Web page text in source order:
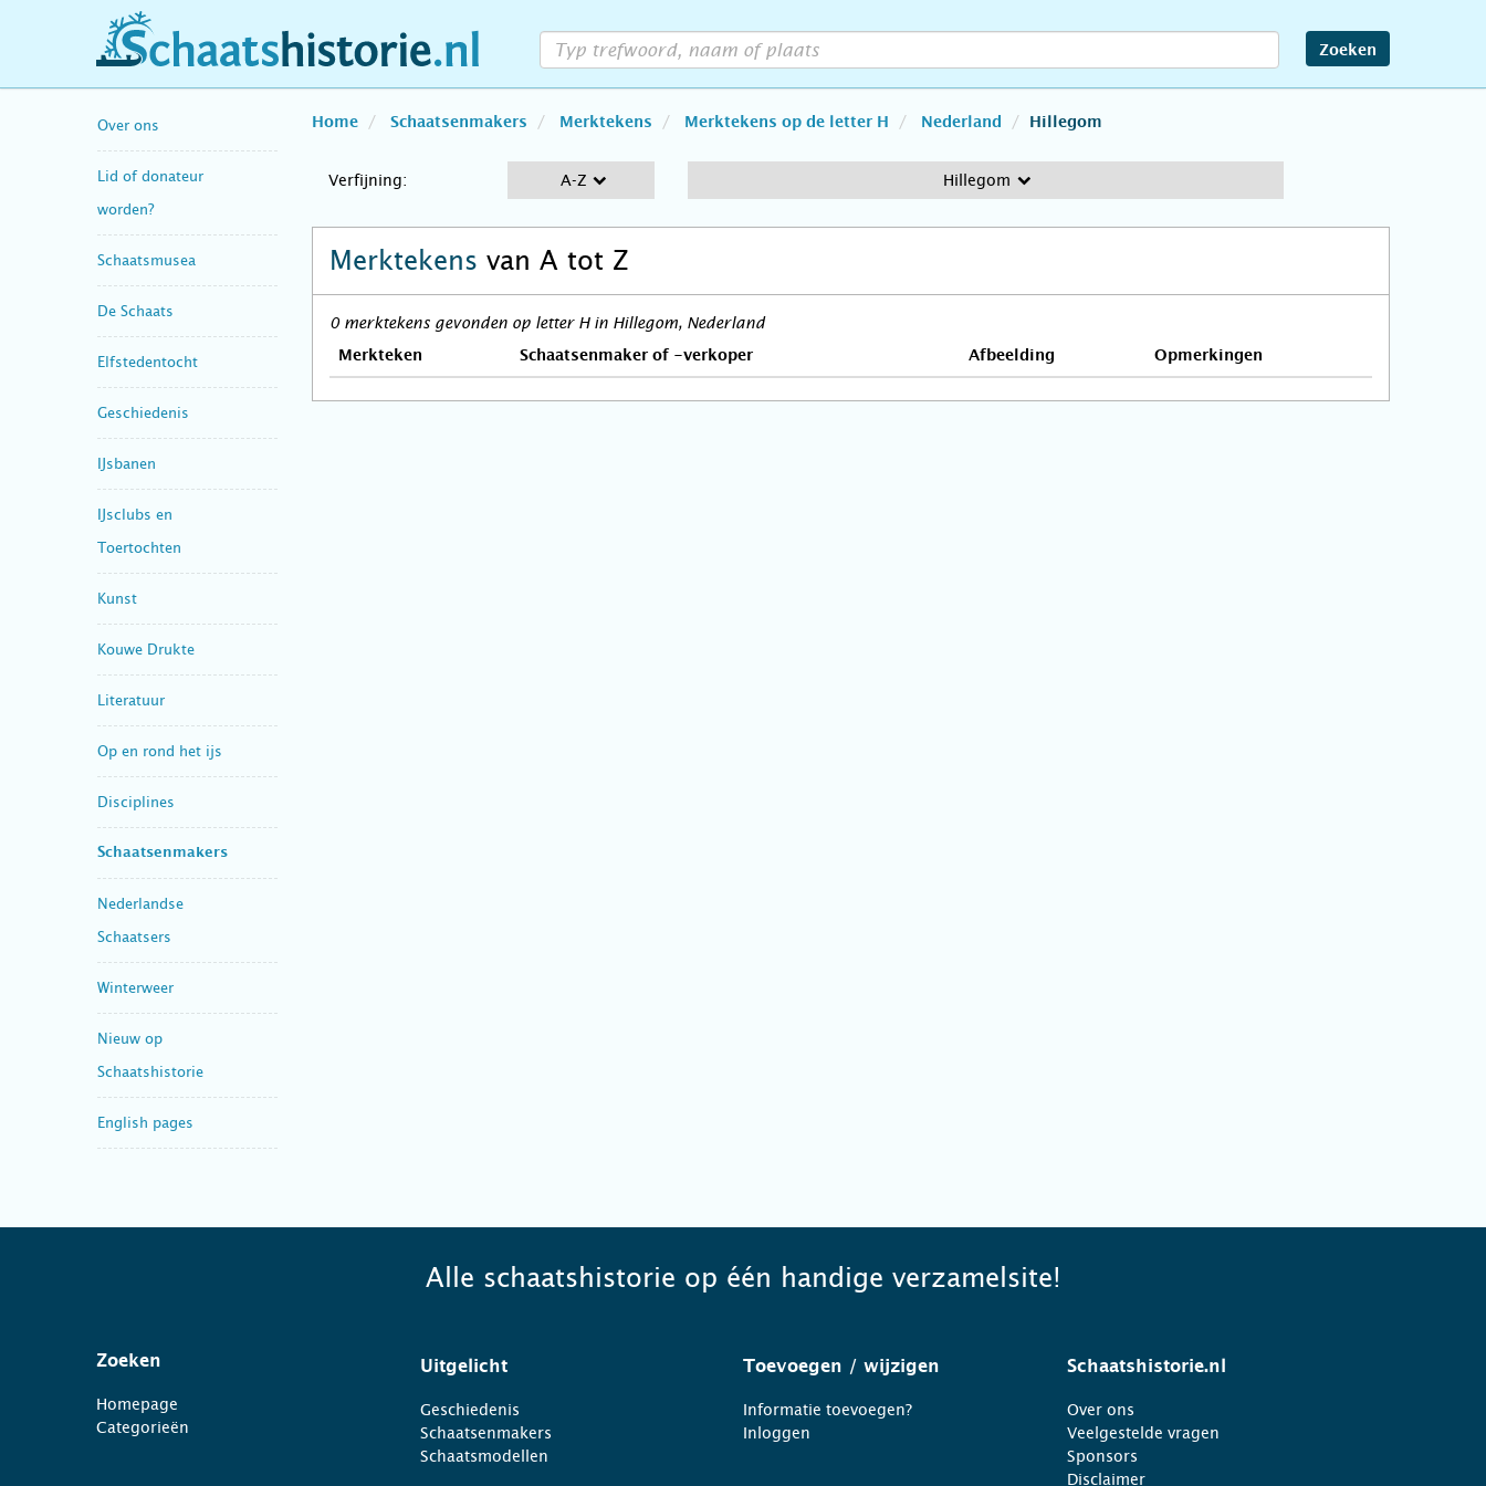
schaatshistorie.nl Zoeken
Over ons
Lid of donateur
worden?
Schaatsmusea
De Schaats
Elfstedentocht
Geschiedenis
IJsbanen
IJsclubs en
Toertochten
Kunst
Kouwe Drukte
Literatuur
Op en rond het ijs
Disciplines
Schaatsenmakers
Nederlandse
Schaatsers
Winterweer
Nieuw op
Schaatshistorie
English pages
Home Schaatsenmakers Merktekens Merktekens op de letter H Nederland Hillegom
Verfijning: A-Z Hillegom
Merktekens van A tot Z
0 merktekens gevonden op letter H in Hillegom, Nederland
Merkteken Schaatsenmaker of -verkoper Afbeelding Opmerkingen
Alle schaatshistorie op één handige verzamelsite!
Zoeken
Homepage
Categorieën
Uitgelicht
Geschiedenis
Schaatsenmakers
Schaatsmodellen
Toevoegen / wijzigen
Informatie toevoegen?
Inloggen
Schaatshistorie.nl
Over ons
Veelgestelde vragen
Sponsors
Disclaimer